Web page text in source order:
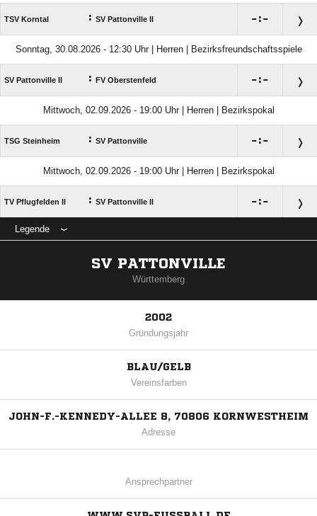
TSV Korntal : SV Pattonville II :
Sonntag, 30.08.2026 - 12:30 Uhr | Herren | Bezirksfreundschaftsspiele
SV Pattonville II : FV Oberstenfeld :
Mittwoch, 02.09.2026 - 19:00 Uhr | Herren | Bezirkspokal
TSG Steinheim : SV Pattonville :
Mittwoch, 02.09.2026 - 19:00 Uhr | Herren | Bezirkspokal
TV Pflugfelden II : SV Pattonville II :
Legende
SV PATTONVILLE
Württemberg
2002
Gründungsjahr
BLAU/GELB
Vereinsfarben
JOHN-F.-KENNEDY-ALLEE 8, 70806 KORNWESTHEIM
Adresse
Ansprechpartner